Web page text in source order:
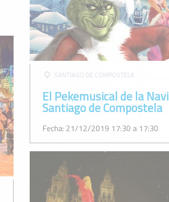
SANTIAGO DE COMPOSTELA
El Pekemusical de la
Santiago de Compostela
Fecha: 21/12/2019 17:30 a 17:30